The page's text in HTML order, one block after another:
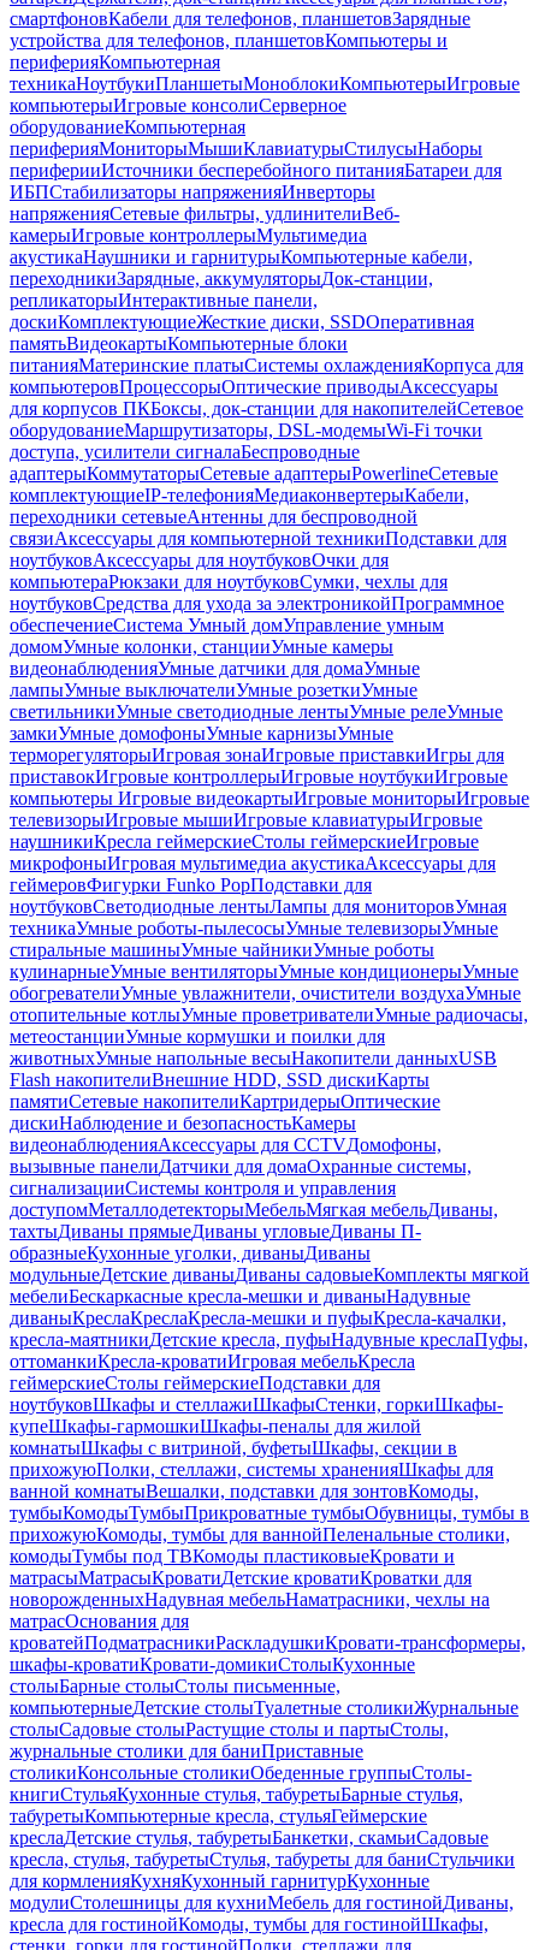
смартфоновКабели для телефонов, планшетовЗарядные
устройства для телефонов, планшетовКомпьютеры и
периферияКомпьютерная
техникаНоутбукиПланшетыМоноблокиКомпьютерыИгровые
компьютерыИгровые консолиСерверное
оборудованиеКомпьютерная
периферияМониторыМышиКлавиатурыСтилусыНаборы
периферииИсточники бесперебойного питанияБатареи для
ИБПСтабилизаторы напряженияИнверторы
напряженияСетевые фильтры, удлинителиВеб-
камерыИгровые контроллерыМультимедиа
акустикаНаушники и гарнитурыКомпьютерные кабели,
переходникиЗарядные, аккумуляторыДок-станции,
репликаторыИнтерактивные панели,
доскиКомплектующиеЖесткие диски, SSDОперативная
памятьВидеокартыКомпьютерные блоки
питанияМатеринские платыСистемы охлажденияКорпуса для
компьютеровПроцессорыОптические приводыАксессуары
для корпусов ПКБоксы, док-станции для накопителейСетевое
оборудованиеМаршрутизаторы, DSL-модемыWi-Fi точки
доступа, усилители сигналаБеспроводные
адаптерыКоммутаторыСетевые адаптерыPowerlineСетевые
комплектующиеIP-телефонияМедиаконвертерыКабели,
переходники сетевыеАнтенны для беспроводной
связиАксессуары для компьютерной техникиПодставки для
ноутбуковАксессуары для ноутбуковОчки для
компьютераРюкзаки для ноутбуковСумки, чехлы для
ноутбуковСредства для ухода за электроникойПрограммное
обеспечениеСистема Умный домУправление умным
домомУмные колонки, станцииУмные камеры
видеонаблюденияУмные датчики для домаУмные
лампыУмные выключателиУмные розеткиУмные
светильникиУмные светодиодные лентыУмные релеУмные
замкиУмные домофоныУмные карнизыУмные
терморегуляторыИгровая зонаИгровые приставкиИгры для
приставокИгровые контроллерыИгровые ноутбукиИгровые
компьютеры Игровые видеокартыИгровые мониторыИгровые
телевизорыИгровые мышиИгровые клавиатурыИгровые
наушникиКресла геймерскиеСтолы геймерскиеИгровые
микрофоныИгровая мультимедиа акустикаАксессуары для
геймеровФигурки Funko PopПодставки для
ноутбуковСветодиодные лентыЛампы для мониторовУмная
техникаУмные роботы-пылесосыУмные телевизорыУмные
стиральные машиныУмные чайникиУмные роботы
кулинарныеУмные вентиляторыУмные кондиционерыУмные
обогревателиУмные увлажнители, очистители воздухаУмные
отопительные котлыУмные проветривателиУмные радиочасы,
метеостанцииУмные кормушки и поилки для
животныхУмные напольные весыНакопители данныхUSB
Flash накопителиВнешние HDD, SSD дискиКарты
памятиСетевые накопителиКартридерыОптические
дискиНаблюдение и безопасностьКамеры
видеонаблюденияАксессуары для CCTVДомофоны,
вызывные панелиДатчики для домаОхранные системы,
сигнализацииСистемы контроля и управления
доступомМеталлодетекторыМебельМягкая мебельДиваны,
тахтыДиваны прямыеДиваны угловыеДиваны П-
образныеКухонные уголки, диваныДиваны
модульныеДетские диваныДиваны садовыеКомплекты мягкой
мебелиБескаркасные кресла-мешки и диваныНадувные
диваныКреслаКреслаКресла-мешки и пуфыКресла-качалки,
кресла-маятникиДетские кресла, пуфыНадувные креслаПуфы,
оттоманкиКресла-кроватиИгровая мебельКресла
геймерскиеСтолы геймерскиеПодставки для
ноутбуковШкафы и стеллажиШкафыСтенки, горкиШкафы-
купеШкафы-гармошкиШкафы-пеналы для жилой
комнатыШкафы с витриной, буфетыШкафы, секции в
прихожуюПолки, стеллажи, системы храненияШкафы для
ванной комнатыВешалки, подставки для зонтовКомоды,
тумбыКомодыТумбыПрикроватные тумбыОбувницы, тумбы в
прихожуюКомоды, тумбы для ваннойПеленальные столики,
комодыТумбы под ТВКомоды пластиковыеКровати и
матрасыМатрасыКроватиДетские кроватиКроватки для
новорожденныхНадувная мебельНаматрасники, чехлы на
матрасОснования для
кроватейПодматрасникиРаскладушкиКровати-трансформеры,
шкафы-кроватиКровати-домикиСтолыКухонные
столыБарные столыСтолы письменные,
компьютерныеДетские столыТуалетные столикиЖурнальные
столыСадовые столыРастущие столы и партыСтолы,
журнальные столики для баниПриставные
столикиКонсольные столикиОбеденные группыСтолы-
книгиСтульяКухонные стулья, табуретыБарные стулья,
табуретыКомпьютерные кресла, стульяГеймерские
креслаДетские стулья, табуретыБанкетки, скамьиСадовые
кресла, стулья, табуретыСтулья, табуреты для баниСтульчики
для кормленияКухняКухонный гарнитурКухонные
модулиСтолешницы для кухниМебель для гостинойДиваны,
кресла для гостинойКомоды, тумбы для гостинойШкафы,
стенки, горки для гостинойПолки, стеллажи для